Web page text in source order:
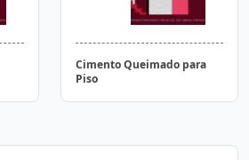
Cimento Queimado para
Piso